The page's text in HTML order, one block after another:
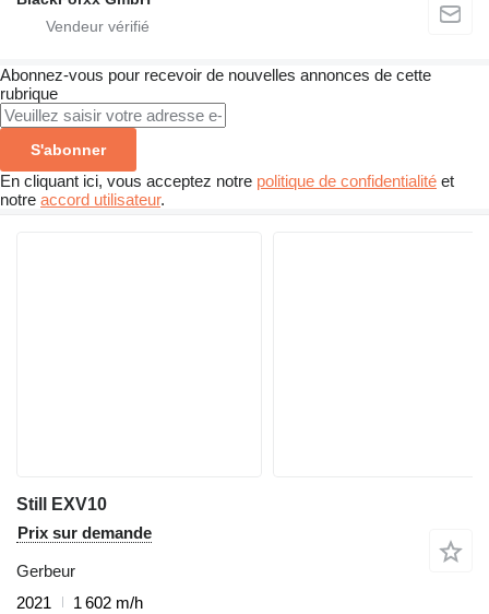
Abonnez-vous pour recevoir de nouvelles annonces de cette
rubrique
S'abonner
En cliquant ici, vous acceptez notre politique de confidentialité et
notre accord utilisateur.
Still EXV10
Prix sur demande
Gerbeur
2021
1 602 m/h